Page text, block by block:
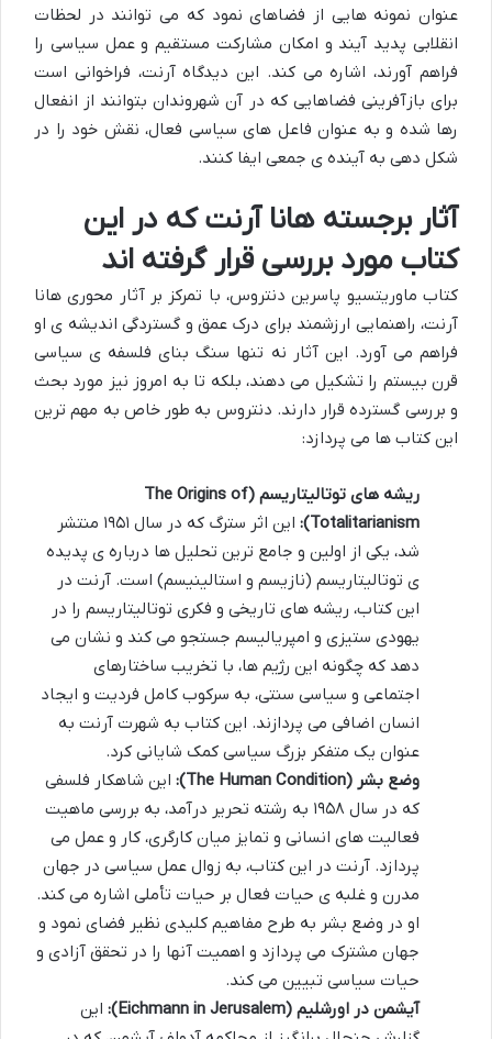
عنوان نمونه هایی از فضاهای نمود که می توانند در لحظات
انقلابی پدید آیند و امکان مشارکت مستقیم و عمل سیاسی را
فراهم آورند، اشاره می کند. این دیدگاه آرنت، فراخوانی است
برای بازآفرینی فضاهایی که در آن شهروندان بتوانند از انفعال
رها شده و به عنوان فاعل های سیاسی فعال، نقش خود را در
شکل دهی به آینده ی جمعی ایفا کنند.
آثار برجسته هانا آرنت که در این
کتاب مورد بررسی قرار گرفته اند
کتاب ماوریتسیو پاسرین دنتروس، با تمرکز بر آثار محوری هانا
آرنت، راهنمایی ارزشمند برای درک عمق و گستردگی اندیشه ی او
فراهم می آورد. این آثار نه تنها سنگ بنای فلسفه ی سیاسی
قرن بیستم را تشکیل می دهند، بلکه تا به امروز نیز مورد بحث
و بررسی گسترده قرار دارند. دنتروس به طور خاص به مهم ترین
این کتاب ها می پردازد:
ریشه های توتالیتاریسم (The Origins of
Totalitarianism):
این اثر سترگ که در سال ۱۹۵۱ منتشر
شد، یکی از اولین و جامع ترین تحلیل ها درباره ی پدیده
ی توتالیتاریسم (نازیسم و استالینیسم) است. آرنت در
این کتاب، ریشه های تاریخی و فکری توتالیتاریسم را در
یهودی ستیزی و امپریالیسم جستجو می کند و نشان می
دهد که چگونه این رژیم ها، با تخریب ساختارهای
اجتماعی و سیاسی سنتی، به سرکوب کامل فردیت و ایجاد
انسان اضافی می پردازند. این کتاب به شهرت آرنت به
عنوان یک متفکر بزرگ سیاسی کمک شایانی کرد.
وضع بشر (The Human Condition):
این شاهکار فلسفی
که در سال ۱۹۵۸ به رشته تحریر درآمد، به بررسی ماهیت
فعالیت های انسانی و تمایز میان کارگری، کار و عمل می
پردازد. آرنت در این کتاب، به زوال عمل سیاسی در جهان
مدرن و غلبه ی حیات فعال بر حیات تأملی اشاره می کند.
او در وضع بشر به طرح مفاهیم کلیدی نظیر فضای نمود و
جهان مشترک می پردازد و اهمیت آنها را در تحقق آزادی و
حیات سیاسی تبیین می کند.
آیشمن در اورشلیم (Eichmann in Jerusalem):
این